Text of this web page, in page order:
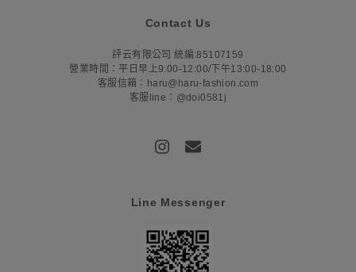
Contact Us
評云有限公司 統編:85107159
營業時間：平日早上9:00-12:00/下午13:00-18:00
客服信箱：haru@haru-fashion.com
客服line：@doi0581j
Line Messenger